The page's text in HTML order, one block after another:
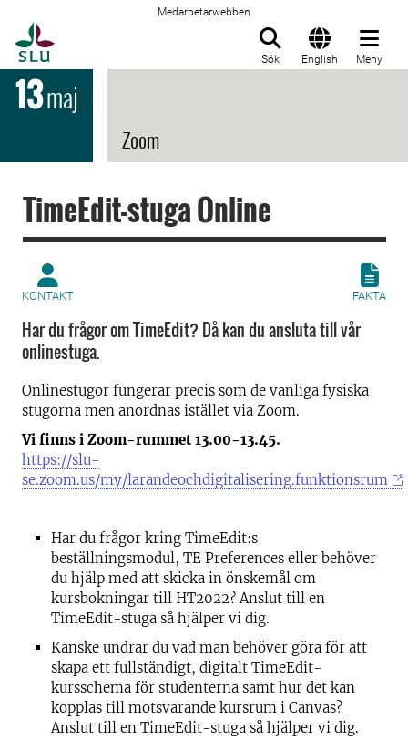
Medarbetarwebben
Sök English Meny
13maj
Zoom
TimeEdit-stuga Online
KONTAKT FAKTA
Har du frågor om TimeEdit? Då kan du ansluta till vår
onlinestuga.
Onlinestugor fungerar precis som de vanliga fysiska
stugorna men anordnas istället via Zoom.
Vi finns i Zoom-rummet 13.00-13.45.
https://slu-
se.zoom.us/my/larandeochdigitalisering.funktionsrum
Har du frågor kring TimeEdit:s
beställningsmodul, TE Preferences eller behöver
du hjälp med att skicka in önskemål om
kursbokningar till HT2022? Anslut till en
TimeEdit-stuga så hjälper vi dig.
Kanske undrar du vad man behöver göra för att
skapa ett fullständigt, digitalt TimeEdit-
kursschema för studenterna samt hur det kan
kopplas till motsvarande kursrum i Canvas?
Anslut till en TimeEdit-stuga så hjälper vi dig.